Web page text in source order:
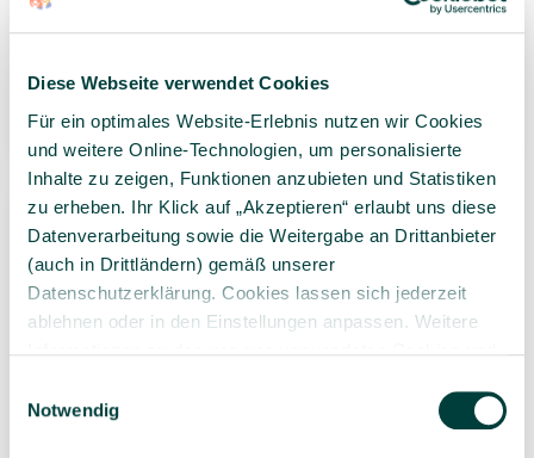
Diese Webseite verwendet Cookies
Für ein optimales Website-Erlebnis nutzen wir Cookies
und weitere Online-Technologien, um personalisierte
Inhalte zu zeigen, Funktionen anzubieten und Statistiken
zu erheben. Ihr Klick auf „Akzeptieren“ erlaubt uns diese
Datenverarbeitung sowie die Weitergabe an Drittanbieter
(auch in Drittländern) gemäß unserer
Datenschutzerklärung. Cookies lassen sich jederzeit
ablehnen oder in den Einstellungen anpassen. Weitere
schutz­erklärung
Notwendig
53,99 €*
Stück)
5 Varianten wählbar
39,99 €*
Stück)
3 Varianten wählbar
ARCOROC BRUSH